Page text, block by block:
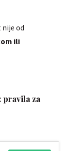
nije od
ili
pravila za